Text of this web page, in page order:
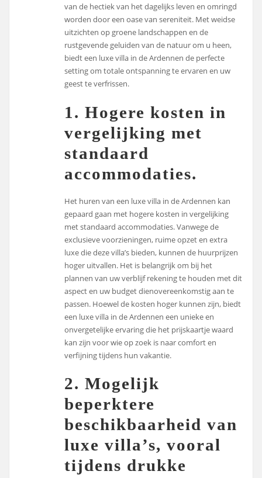
van de hectiek van het dagelijks leven en omringd
worden door een oase van sereniteit. Met weidse
uitzichten op groene landschappen en de
rustgevende geluiden van de natuur om u heen,
biedt een luxe villa in de Ardennen de perfecte
setting om totale ontspanning te ervaren en uw
geest te verfrissen.
1. Hogere kosten in
vergelijking met
standaard
accommodaties.
Het huren van een luxe villa in de Ardennen kan
gepaard gaan met hogere kosten in vergelijking
met standaard accommodaties. Vanwege de
exclusieve voorzieningen, ruime opzet en extra
luxe die deze villa’s bieden, kunnen de huurprijzen
hoger uitvallen. Het is belangrijk om bij het
plannen van uw verblijf rekening te houden met dit
aspect en uw budget dienovereenkomstig aan te
passen. Hoewel de kosten hoger kunnen zijn, biedt
een luxe villa in de Ardennen een unieke en
onvergetelijke ervaring die het prijskaartje waard
kan zijn voor wie op zoek is naar comfort en
verfijning tijdens hun vakantie.
2. Mogelijk
beperktere
beschikbaarheid van
luxe villa’s, vooral
tijdens drukke